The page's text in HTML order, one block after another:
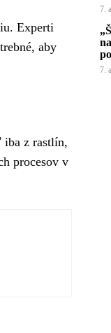
Experti
aby
iba z rastlín,
procesov v
7.
7.